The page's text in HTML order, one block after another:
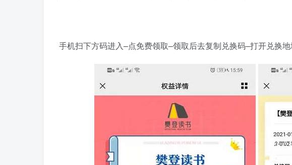
手机扫下方码进入–点免费领取–领取后去复制兑换码–打开兑换